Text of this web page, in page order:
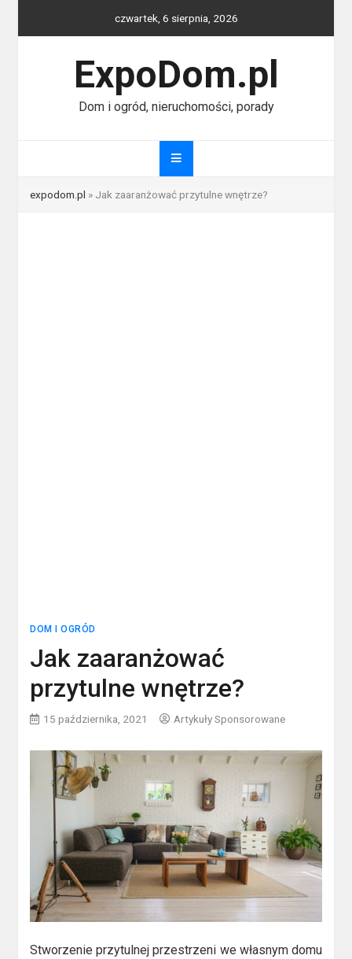
czwartek, 6 sierpnia, 2026
ExpoDom.pl
Dom i ogród, nieruchomości, porady
expodom.pl » Jak zaaranżować przytulne wnętrze?
DOM I OGRÓD
Jak zaaranżować
przytulne wnętrze?
15 października, 2021 Artykuły Sponsorowane
Stworzenie przytulnej przestrzeni we własnym domu